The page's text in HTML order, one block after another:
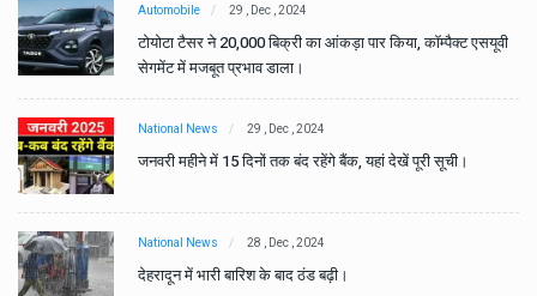
Automobile 29 , Dec , 2024
टोयोटा टैसर ने 20,000 बिक्री का आंकड़ा पार किया, कॉम्पैक्ट एसयूवी
सेगमेंट में मजबूत प्रभाव डाला।
National News 29 , Dec , 2024
जनवरी महीने में 15 दिनों तक बंद रहेंगे बैंक, यहां देखें पूरी सूची।
National News 28 , Dec , 2024
देहरादून में भारी बारिश के बाद ठंड बढ़ी।